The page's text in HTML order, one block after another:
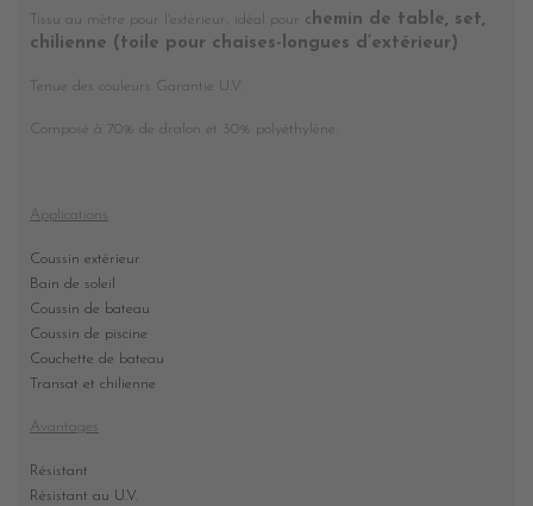
Tissu au mètre pour l'extérieur, idéal pour chemin de table, set,
chilienne (toile pour chaises-longues d’extérieur)
enue des couleurs Garantie U.V.
Composé à 70% de dralon et 30% polyéthylène.
Applications
Coussin extérieur
Bain de soleil
Coussin de bateau
Coussin de piscine
Couchette de bateau
Transat et chilienne
Avantages
Résistant
Résistant au U.V.